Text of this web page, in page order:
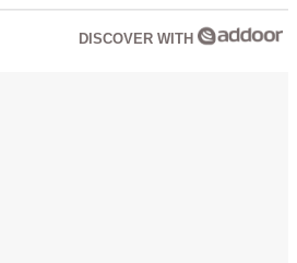
DISCOVER WITH